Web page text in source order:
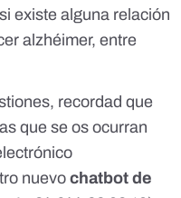
existe alguna relación
alzhéimer, entre
recordad que
que se os ocurran
nuevo chatbot de